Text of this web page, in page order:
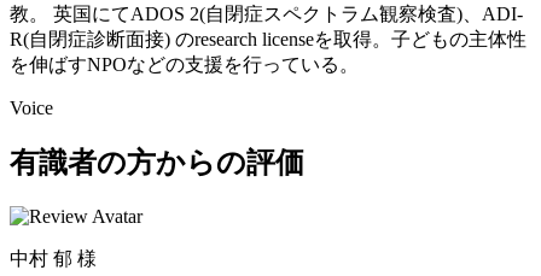
教。 英国にてADOS 2(自閉症スペクトラム観察検査)、ADI-
R(自閉症診断面接) のresearch licenseを取得。子どもの主体性
を伸ばすNPOなどの支援を行っている。
Voice
有識者の方からの評価
中村 郁 様